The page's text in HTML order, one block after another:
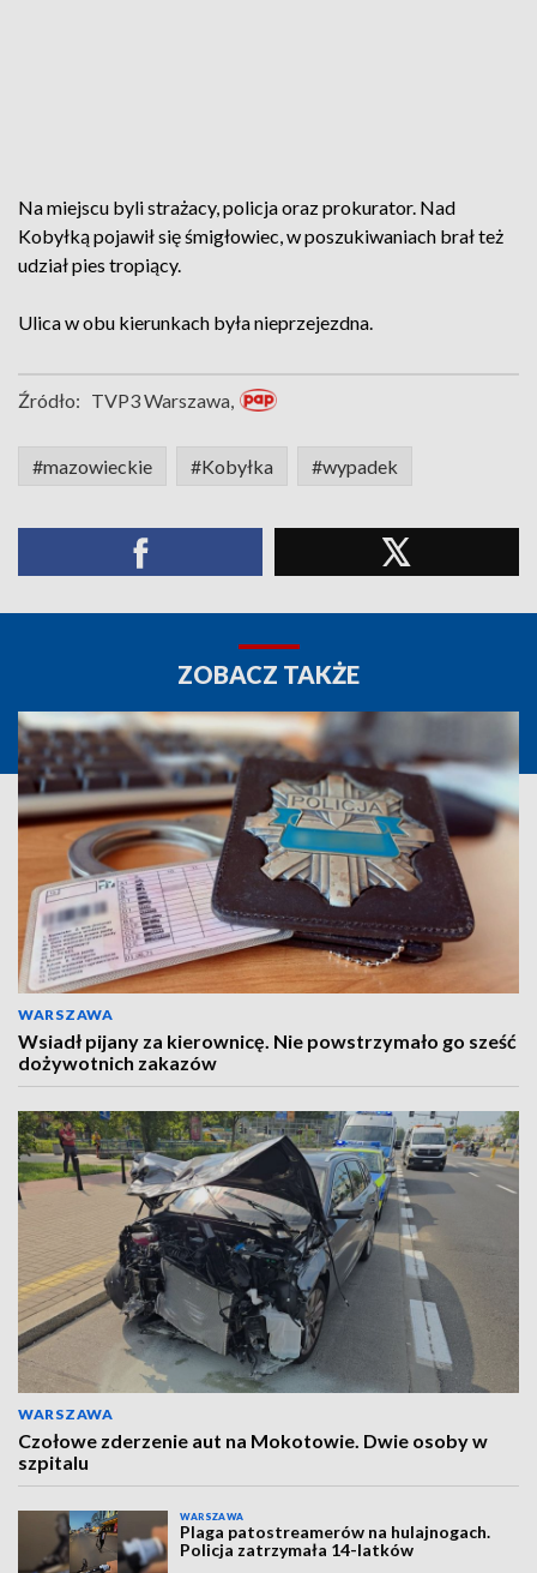
Na miejscu byli strażacy, policja oraz prokurator. Nad
Kobyłką pojawił się śmigłowiec, w poszukiwaniach brał też
udział pies tropiący.
Ulica w obu kierunkach była nieprzejezdna.
Źródło: TVP3 Warszawa,
#mazowieckie #Kobyłka #wypadek
ZOBACZ TAKŻE
WARSZAWA
Wsiadł pijany za kierownicę. Nie powstrzymało go sześć
dożywotnich zakazów
WARSZAWA
Czołowe zderzenie aut na Mokotowie. Dwie osoby w
szpitalu
WARSZAWA
Plaga patostreamerów na hulajnogach.
Policja zatrzymała 14-latków